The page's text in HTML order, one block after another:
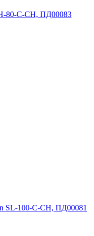
80-C-CH, ПД00083